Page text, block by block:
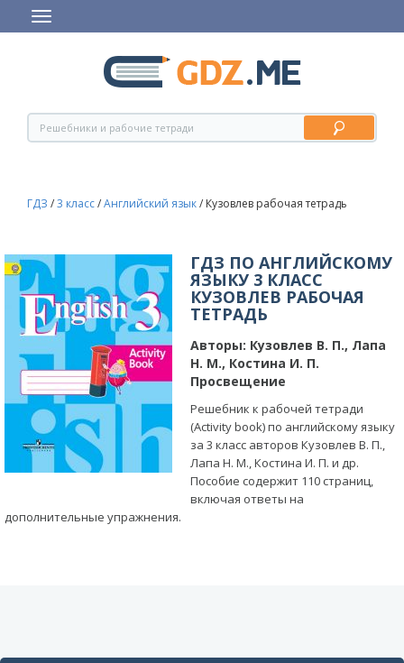
ГДЗ /3 класс/Английский язык/ Кузовлев рабочая тетрадь
ГДЗ ПО АНГЛИЙСКОМУ
ЯЗЫКУ 3 КЛАСС
КУЗОВЛЕВ РАБОЧАЯ
ТЕТРАДЬ
Авторы: Кузовлев В. П., Лапа
Н. М., Костина И. П.
Просвещение
Решебник к рабочей тетради
(Activity book) по английскому языку
за 3 класс авторов Кузовлев В. П.,
Лапа Н. М., Костина И. П. и др.
Пособие содержит 110 страниц,
включая ответы на
дополнительные упражнения.